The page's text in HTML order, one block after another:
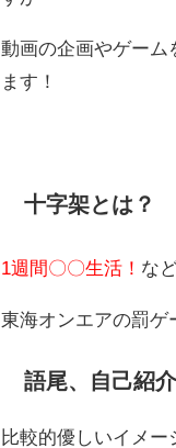
動画の企画やゲーム
ます！
十字架とは？
1週間〇〇生活！ な
東海オンエアの罰ゲ
語尾、自己紹介
比較的優しいイメ